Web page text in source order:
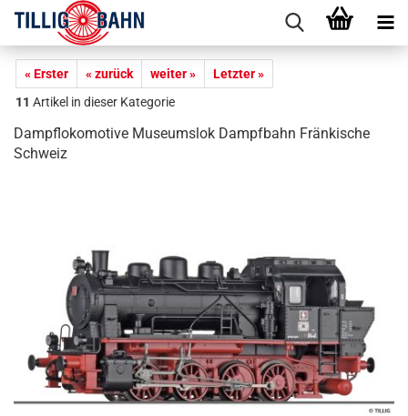
« Erster « zurück weiter »
Letzter »
11 Artikel in dieser Kategorie
Dampflokomotive Museumslok Dampfbahn Fränkische
Schweiz